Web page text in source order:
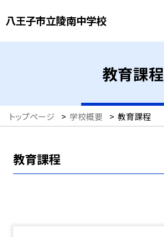
八王子市立陵南中学校
教育課程
トップページ > 学校概要 > 教育課程
教育課程